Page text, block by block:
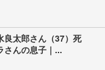
良太郎さん（37）死
んの息子｜...